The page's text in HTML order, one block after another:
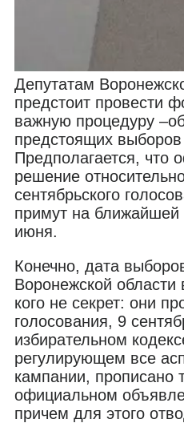
Депутатам
предстоит провести
важную процедуру
предстоящих выборов
Предполагается, что
решение
сентябрьского
примут на ближайшей
июня.
Конечно, дата
Воронежской области
кого не секрет: они
голосования, 9
избирательном
регулирующем все
кампании, прописано
официальном
причем для этого